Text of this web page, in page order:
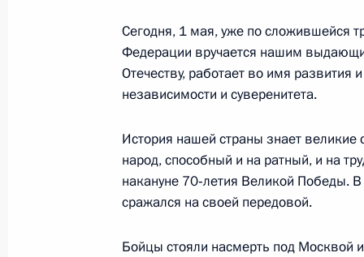
Подписан закон о ратификации
правительствами России и Китая о
поставок природного газа по
2 мая 2015 года, 18:00
Внесены изменения в Трудовой
2 мая 2015 года, 16:40
Сегодня, 1 мая, уже по сложившейся
Федерации вручается нашим
Отечеству, работает во имя развития
независимости и суверенитета.
История нашей страны знает
народ, способный и на ратный, и на
накануне 70‑летия Великой Победы.
сражался на своей передовой.
Бойцы стояли насмерть под Москвой